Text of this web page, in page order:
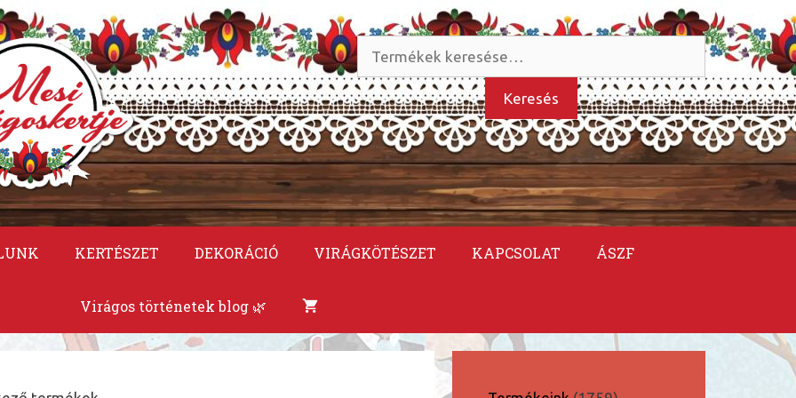
Keresés
a
következőre:
Keresés
KERTÉSZET DEKORÁCIÓ VIRÁGKÖTÉSZET KAPCSOLAT ÁSZF
Virágos történetek blog 🌿